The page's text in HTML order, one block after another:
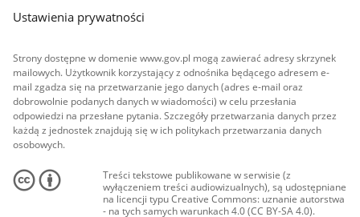
Ustawienia prywatności
Strony dostępne w domenie www.gov.pl mogą zawierać adresy skrzynek
mailowych. Użytkownik korzystający z odnośnika będącego adresem e-
mail zgadza się na przetwarzanie jego danych (adres e-mail oraz
dobrowolnie podanych danych w wiadomości) w celu przesłania
odpowiedzi na przesłane pytania. Szczegóły przetwarzania danych przez
każdą z jednostek znajdują się w ich politykach przetwarzania danych
osobowych.
Treści tekstowe publikowane w serwisie (z
wyłączeniem treści audiowizualnych), są udostępniane
na licencji typu Creative Commons: uznanie autorstwa
- na tych samych warunkach 4.0 (CC BY-SA 4.0).